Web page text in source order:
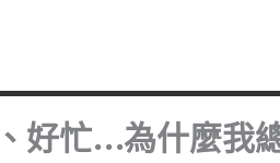
好忙…為什麼我